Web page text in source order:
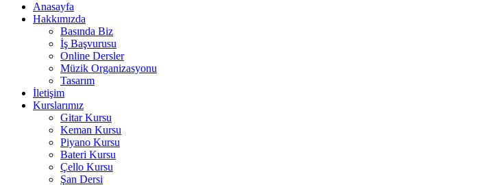
Anasayfa
Hakkımızda
Basında Biz
İş Başvurusu
Online Dersler
Müzik Organizasyonu
Tasarım
İletişim
Kurslarımız
Gitar Kursu
Keman Kursu
Piyano Kursu
Bateri Kursu
Çello Kursu
Şan Dersi